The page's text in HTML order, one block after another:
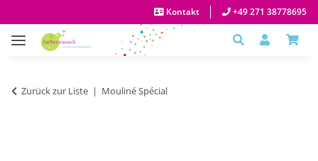
Kontakt +49 271 38778695
Zurück zur Liste Mouliné Spécial